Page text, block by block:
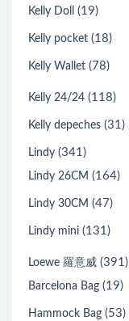
Kelly Doll (19)
Kelly pocket (18)
Kelly Wallet (78)
Kelly 24/24 (118)
Kelly depeches (31)
Lindy (341)
Lindy 26CM (164)
Lindy 30CM (47)
Lindy mini (131)
Loewe 羅意威 (391)
Barcelona Bag (19)
Hammock Bag (53)